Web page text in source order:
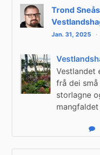
Trond
Jan. 31, 2025
Vestlandet
frå dei
storlagne